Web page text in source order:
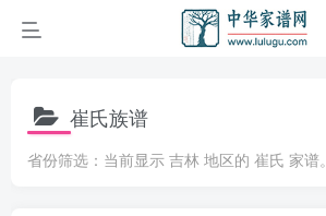
崔氏族谱
省份筛选：当前显示 吉林 地区的 崔氏 家谱。